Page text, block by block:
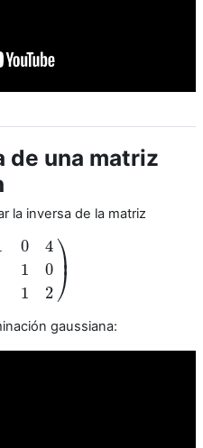
de una matriz
la inversa de la matriz
0
1
1
4
0
2
⎞
⎠⎟
01 2)
gaussiana: